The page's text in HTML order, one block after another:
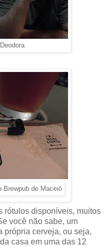
Brewpub de Maceió
rótulos disponíveis, muitos
você não sabe, um
própria cerveja, ou seja,
casa em uma das 12